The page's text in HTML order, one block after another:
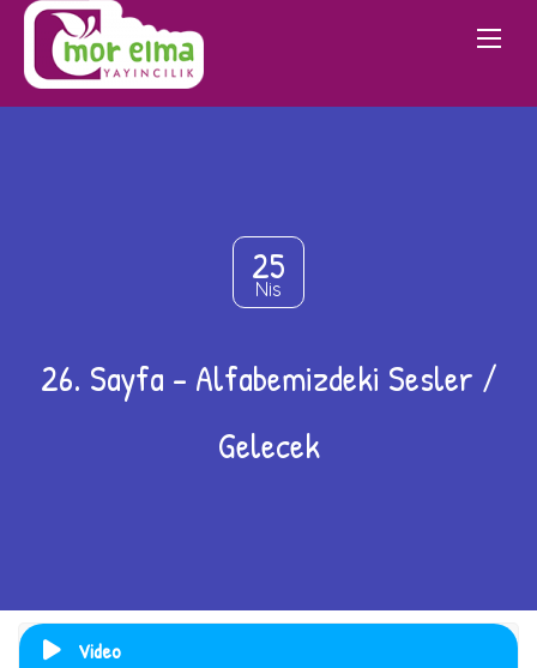
25
Nis
26. Sayfa – Alfabemizdeki Sesler /
Gelecek
Video